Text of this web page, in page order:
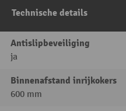
Technische details
Antislipbeveiliging
ja
Binnenafstand inrijkokers
600 mm